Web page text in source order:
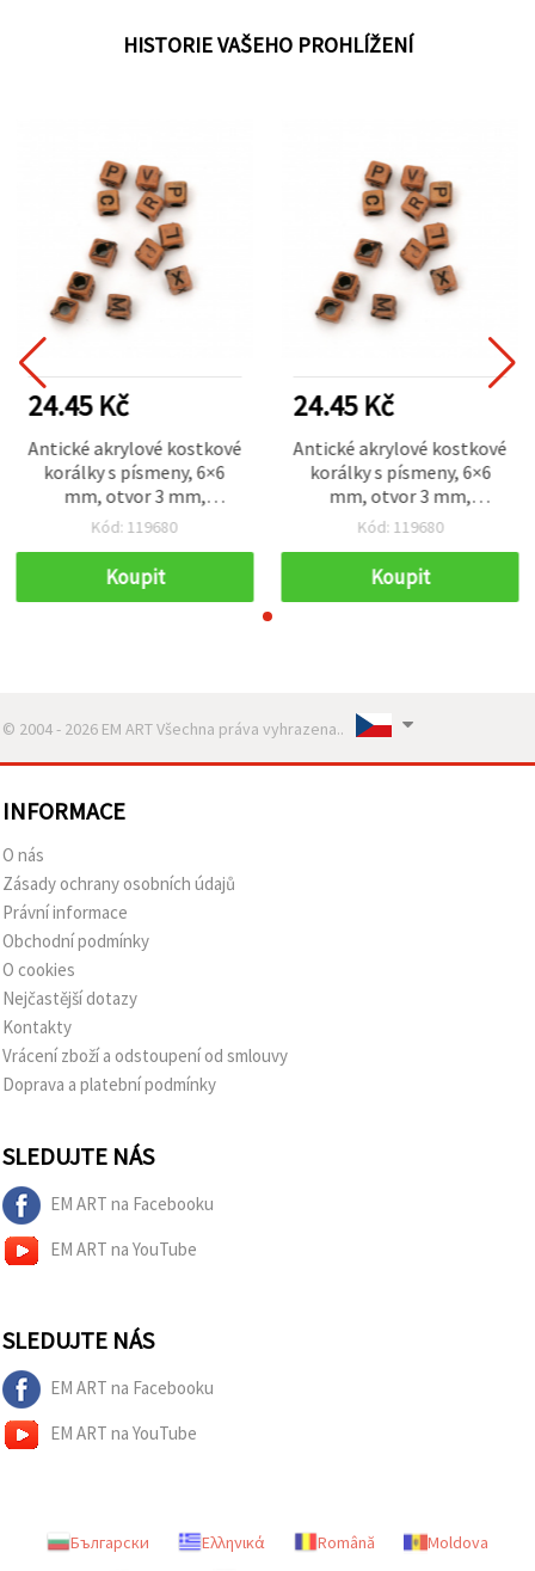
HISTORIE VAŠEHO PROHLÍŽENÍ
24.45 Kč
Antické akrylové kostkové
korálky s písmeny, 6×6
mm, otvor 3 mm,
oranžové, 50 g (~230 ks)
Kód: 119680
Koupit
24.45 Kč
Antické akrylové kostkové
korálky s písmeny, 6×6
mm, otvor 3 mm,
oranžové, 50 g (~230 ks)
Kód: 119680
Koupit
© 2004 - 2026 EM ART Všechna práva vyhrazena..
INFORMACE
O nás
Zásady ochrany osobních údajů
Právní informace
Obchodní podmínky
O cookies
Nejčastější dotazy
Kontakty
Vrácení zboží a odstoupení od smlouvy
Doprava a platební podmínky
SLEDUJTE NÁS
EM ART na Facebooku
EM ART na YouTube
SLEDUJTE NÁS
EM ART na Facebooku
EM ART na YouTube
Български Ελληνικά Română
Moldova